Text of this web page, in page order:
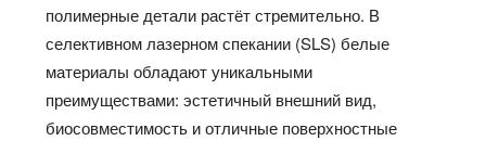
полимерные детали растёт стремительно. В
селективном лазерном спекании (SLS) белые
материалы обладают уникальными
преимуществами: эстетичный внешний вид,
биосовместимость и отличные поверхностные